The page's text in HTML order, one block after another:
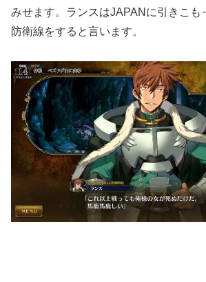
みせます。ランスはJAPANに引きこも
防衛線をすると言います。